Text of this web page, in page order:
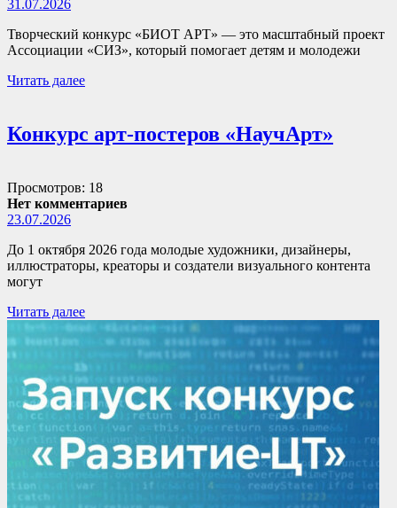
31.07.2026
Творческий конкурс «БИОТ АРТ» — это масштабный проект
Ассоциации «СИЗ», который помогает детям и молодежи
Читать далее
Конкурс арт-постеров «НаучАрт»
Просмотров: 18
Нет комментариев
23.07.2026
До 1 октября 2026 года молодые художники, дизайнеры,
иллюстраторы, креаторы и создатели визуального контента
могут
Читать далее